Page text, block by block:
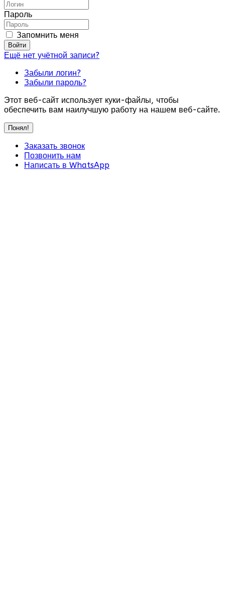
Пароль
Запомнить меня
Войти
Ещё нет учётной записи?
Забыли логин?
Забыли пароль?
Этот веб-сайт использует куки-файлы, чтобы
обеспечить вам наилучшую работу на нашем веб-сайте.
Понял!
Заказать звонок
Позвонить нам
Написать в WhatsApp